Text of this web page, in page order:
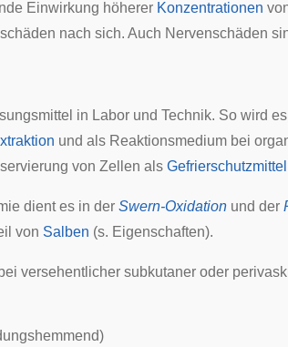
Einwirkung höherer Konzentrationen
nach sich. Auch Nervenschäden
in Labor und Technik. So wird
und als Reaktionsmedium bei
von Zellen als Gefrierschutzmittel
dient es in der Swern-Oxidation und der
von Salben (s. Eigenschaften).
versehentlicher subkutaner oder